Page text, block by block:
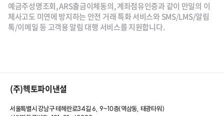
예금주성명조회, ARS출금이체동의, 계좌점유인증과 같이 만일의 이
체사고도 미연에 방지하는 안전 거래 특화 서비스와 SMS/LMS/알림
톡/이메일 등 고객용 알림 대행 서비스를 지원합니다.
(주)헥토파이낸셜
서울특별시 강남구 테헤란로34길 6, 9~10층(역삼동, 태광타워)